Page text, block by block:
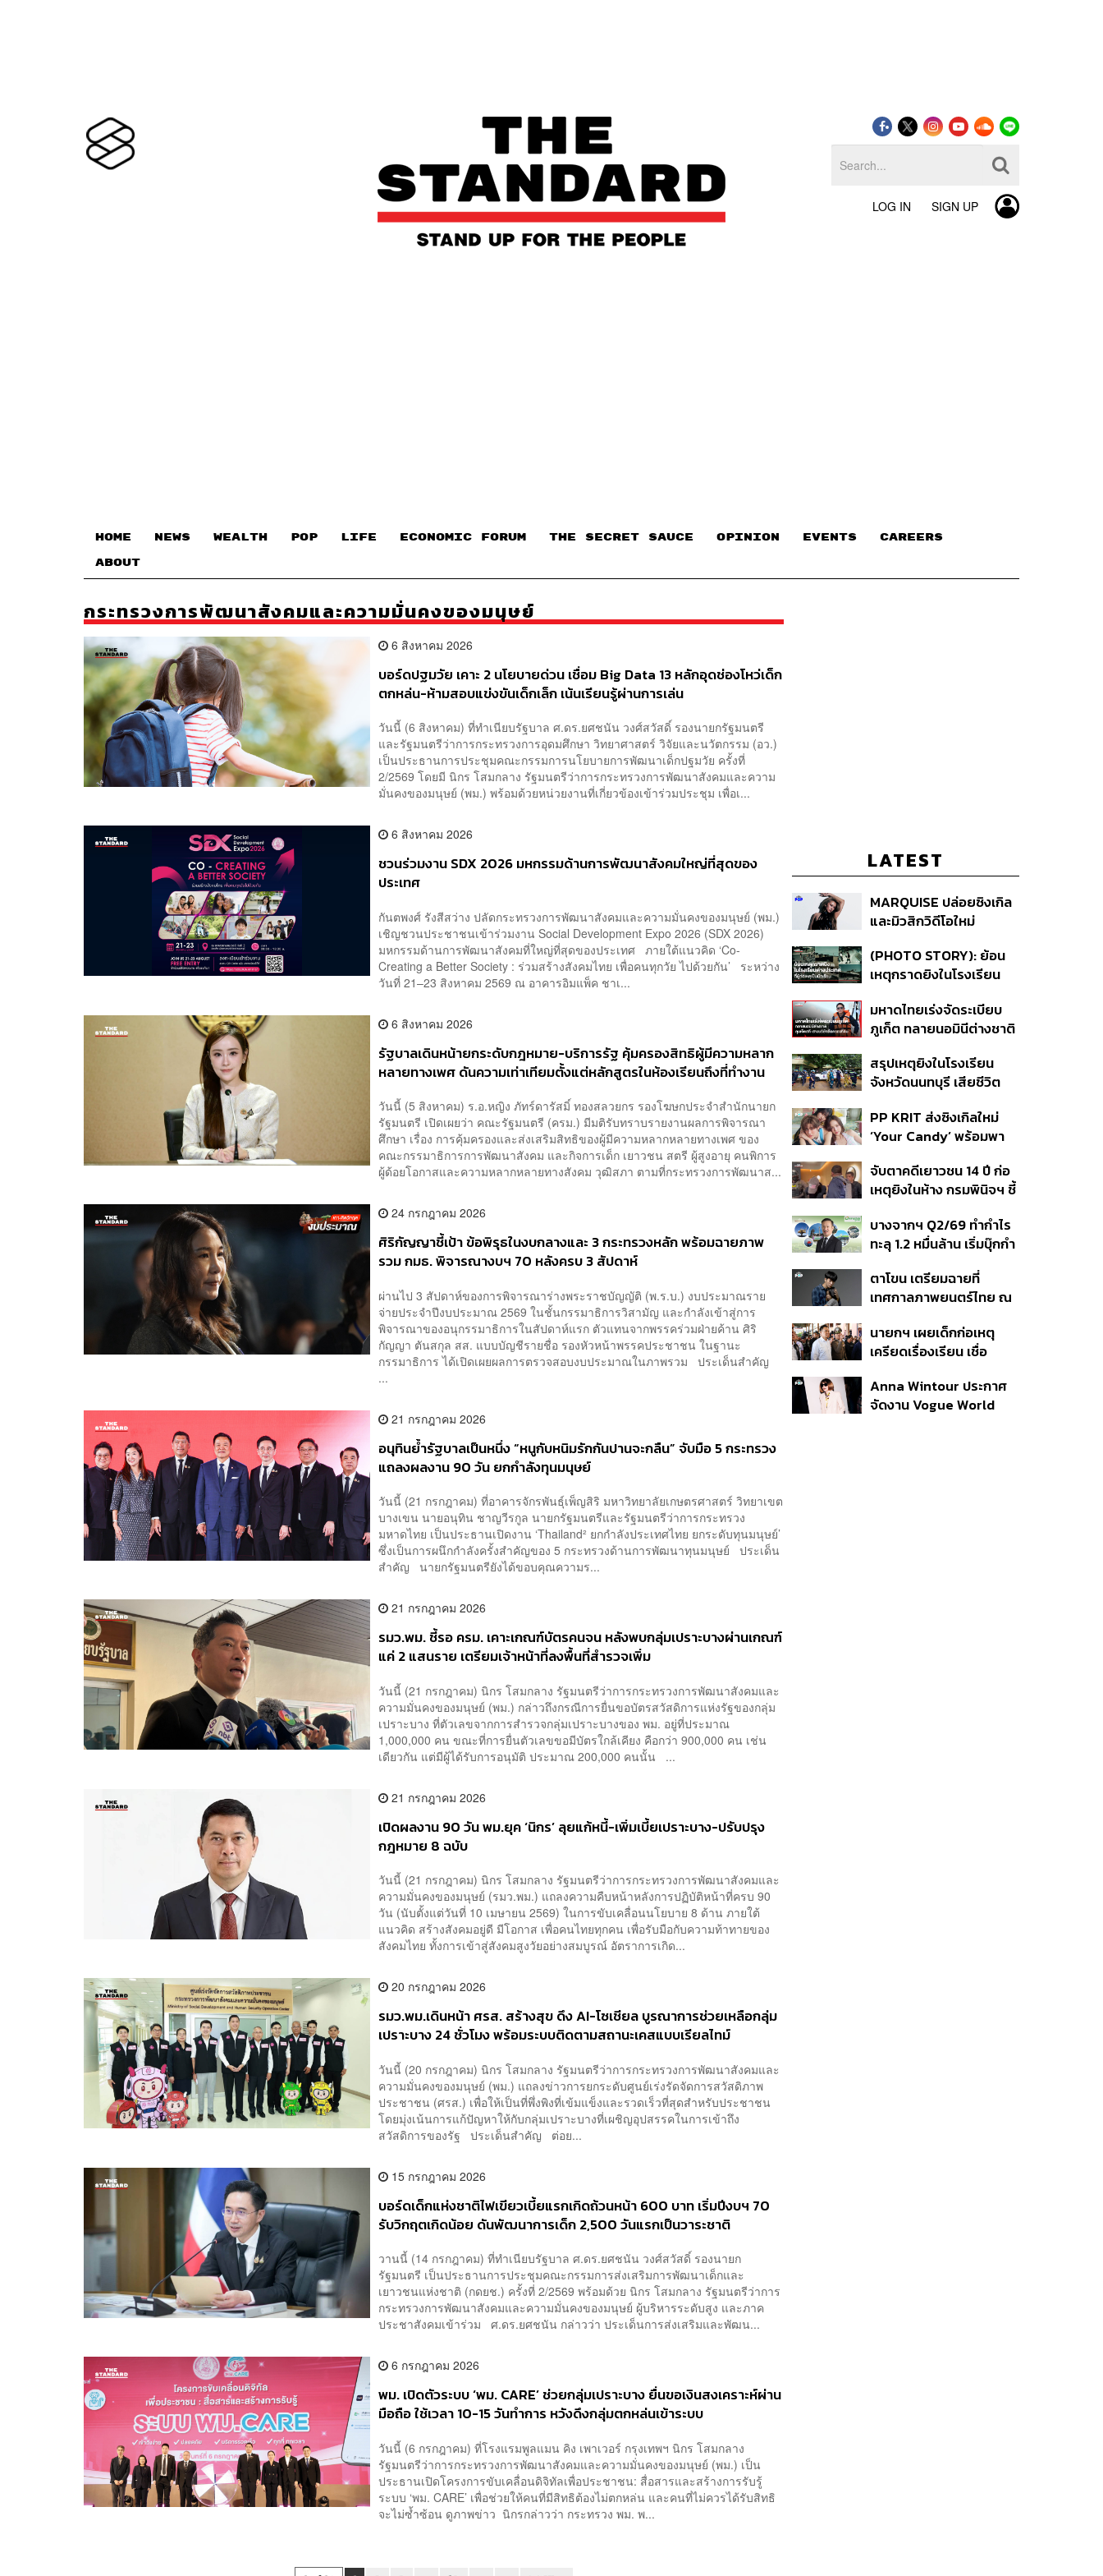
LOG IN SIGN UP
HOME NEWS WEALTH POP LIFE ECONOMIC FORUM THE SECRET SAUCE​ OPINION EVENTS CAREERS
ABOUT
กระทรวงการพัฒนาสังคมและความมั่นคงของมนุษย์
6 สิงหาคม 2026
บอร์ดปฐมวัย เคาะ 2 นโยบายด่วน เชื่อม Big Data 13 หลักอุดช่องโหว่เด็ก
ตกหล่น-ห้ามสอบแข่งขันเด็กเล็ก เน้นเรียนรู้ผ่านการเล่น
วันนี้ (6 สิงหาคม) ที่ทำเนียบรัฐบาล ศ.ดร.ยศชนัน วงศ์สวัสดิ์ รองนายกรัฐมนตรี
และรัฐมนตรีว่าการกระทรวงการอุดมศึกษา วิทยาศาสตร์ วิจัยและนวัตกรรม (อว.)
เป็นประธานการประชุมคณะกรรมการนโยบายการพัฒนาเด็กปฐมวัย ครั้งที่
2/2569 โดยมี นิกร โสมกลาง รัฐมนตรีว่าการกระทรวงการพัฒนาสังคมและความ
มั่นคงของมนุษย์ (พม.) พร้อมด้วยหน่วยงานที่เกี่ยวข้องเข้าร่วมประชุม เพื่อเ...
6 สิงหาคม 2026
ชวนร่วมงาน SDX 2026 มหกรรมด้านการพัฒนาสังคมใหญ่ที่สุดของ
ประเทศ
กันตพงศ์ รังสีสว่าง ปลัดกระทรวงการพัฒนาสังคมและความมั่นคงของมนุษย์ (พม.)
เชิญชวนประชาชนเข้าร่วมงาน Social Development Expo 2026 (SDX 2026)
มหกรรมด้านการพัฒนาสังคมที่ใหญ่ที่สุดของประเทศ ภายใต้แนวคิด ‘Co-
Creating a Better Society : ร่วมสร้างสังคมไทย เพื่อคนทุกวัย ไปด้วยกัน’ ระหว่าง
วันที่ 21–23 สิงหาคม 2569 ณ อาคารอิมแพ็ค ชาเ...
6 สิงหาคม 2026
รัฐบาลเดินหน้ายกระดับกฎหมาย-บริการรัฐ คุ้มครองสิทธิผู้มีความหลาก
หลายทางเพศ ดันความเท่าเทียมตั้งแต่หลักสูตรในห้องเรียนถึงที่ทำงาน
วันนี้ (5 สิงหาคม) ร.อ.หญิง ภัทร์ดารัสมิ์ ทองสลวยกร รองโฆษกประจำสำนักนายก
รัฐมนตรี เปิดเผยว่า คณะรัฐมนตรี (ครม.) มีมติรับทราบรายงานผลการพิจารณา
ศึกษา เรื่อง การคุ้มครองและส่งเสริมสิทธิของผู้มีความหลากหลายทางเพศ ของ
คณะกรรมาธิการการพัฒนาสังคม และกิจการเด็ก เยาวชน สตรี ผู้สูงอายุ คนพิการ
ผู้ด้อยโอกาสและความหลากหลายทางสังคม วุฒิสภา ตามที่กระทรวงการพัฒนาส...
24 กรกฎาคม 2026
ศิริกัญญาชี้เป้า ข้อพิรุธในงบกลางและ 3 กระทรวงหลัก พร้อมฉายภาพ
รวม กมธ. พิจารณางบฯ 70 หลังครบ 3 สัปดาห์
ผ่านไป 3 สัปดาห์ของการพิจารณาร่างพระราชบัญญัติ (พ.ร.บ.) งบประมาณราย
จ่ายประจำปีงบประมาณ 2569 ในชั้นกรรมาธิการวิสามัญ และกำลังเข้าสู่การ
พิจารณาของอนุกรรมาธิการในสัปดาห์แรก ตัวแทนจากพรรคร่วมฝ่ายค้าน ศิริ
กัญญา ตันสกุล สส. แบบบัญชีรายชื่อ รองหัวหน้าพรรคประชาชน ในฐานะ
กรรมาธิการ ได้เปิดเผยผลการตรวจสอบงบประมาณในภาพรวม ประเด็นสำคัญ
...
21 กรกฎาคม 2026
อนุทินย้ำรัฐบาลเป็นหนึ่ง “หนูกับหนิมรักกันปานจะกลืน” จับมือ 5 กระทรวง
แถลงผลงาน 90 วัน ยกกำลังทุนมนุษย์
วันนี้ (21 กรกฎาคม) ที่อาคารจักรพันธุ์เพ็ญสิริ มหาวิทยาลัยเกษตรศาสตร์ วิทยาเขต
บางเขน นายอนุทิน ชาญวีรกูล นายกรัฐมนตรีและรัฐมนตรีว่าการกระทรวง
มหาดไทย เป็นประธานเปิดงาน ‘Thailand² ยกกำลังประเทศไทย ยกระดับทุนมนุษย์’
ซึ่งเป็นการผนึกกำลังครั้งสำคัญของ 5 กระทรวงด้านการพัฒนาทุนมนุษย์ ประเด็น
สำคัญ นายกรัฐมนตรียังได้ขอบคุณความร...
21 กรกฎาคม 2026
รมว.พม. ชี้รอ ครม. เคาะเกณฑ์บัตรคนจน หลังพบกลุ่มเปราะบางผ่านเกณฑ์
แค่ 2 แสนราย เตรียมเจ้าหน้าที่ลงพื้นที่สำรวจเพิ่ม
วันนี้ (21 กรกฎาคม) นิกร โสมกลาง รัฐมนตรีว่าการกระทรวงการพัฒนาสังคมและ
ความมั่นคงของมนุษย์ (พม.) กล่าวถึงกรณีการยื่นขอบัตรสวัสดิการแห่งรัฐของกลุ่ม
เปราะบาง ที่ตัวเลขจากการสำรวจกลุ่มเปราะบางของ พม. อยู่ที่ประมาณ
1,000,000 คน ขณะที่การยื่นตัวเลขขอมีบัตรใกล้เคียง คือกว่า 900,000 คน เช่น
เดียวกัน แต่มีผู้ได้รับการอนุมัติ ประมาณ 200,000 คนนั้น ...
21 กรกฎาคม 2026
เปิดผลงาน 90 วัน พม.ยุค ‘นิกร’ ลุยแก้หนี้-เพิ่มเบี้ยเปราะบาง-ปรับปรุง
กฎหมาย 8 ฉบับ
วันนี้ (21 กรกฎาคม) นิกร โสมกลาง รัฐมนตรีว่าการกระทรวงการพัฒนาสังคมและ
ความมั่นคงของมนุษย์ (รมว.พม.) แถลงความคืบหน้าหลังการปฏิบัติหน้าที่ครบ 90
วัน (นับตั้งแต่วันที่ 10 เมษายน 2569) ในการขับเคลื่อนนโยบาย 8 ด้าน ภายใต้
แนวคิด สร้างสังคมอยู่ดี มีโอกาส เพื่อคนไทยทุกคน เพื่อรับมือกับความท้าทายของ
สังคมไทย ทั้งการเข้าสู่สังคมสูงวัยอย่างสมบูรณ์ อัตราการเกิด...
20 กรกฎาคม 2026
รมว.พม.เดินหน้า ศรส. สร้างสุข ดึง AI-โซเชียล บูรณาการช่วยเหลือกลุ่ม
เปราะบาง 24 ชั่วโมง พร้อมระบบติดตามสถานะเคสแบบเรียลไทม์
วันนี้ (20 กรกฎาคม) นิกร โสมกลาง รัฐมนตรีว่าการกระทรวงการพัฒนาสังคมและ
ความมั่นคงของมนุษย์ (พม.) แถลงข่าวการยกระดับศูนย์เร่งรัดจัดการสวัสดิภาพ
ประชาชน (ศรส.) เพื่อให้เป็นที่พึ่งพิงที่เข้มแข็งและรวดเร็วที่สุดสำหรับประชาชน
โดยมุ่งเน้นการแก้ปัญหาให้กับกลุ่มเปราะบางที่เผชิญอุปสรรคในการเข้าถึง
สวัสดิการของรัฐ ประเด็นสำคัญ ต่อย...
15 กรกฎาคม 2026
บอร์ดเด็กแห่งชาติไฟเขียวเบี้ยแรกเกิดถ้วนหน้า 600 บาท เริ่มปีงบฯ 70
รับวิกฤตเกิดน้อย ดันพัฒนาการเด็ก 2,500 วันแรกเป็นวาระชาติ
วานนี้ (14 กรกฎาคม) ที่ทำเนียบรัฐบาล ศ.ดร.ยศชนัน วงศ์สวัสดิ์ รองนายก
รัฐมนตรี เป็นประธานการประชุมคณะกรรมการส่งเสริมการพัฒนาเด็กและ
เยาวชนแห่งชาติ (กดยช.) ครั้งที่ 2/2569 พร้อมด้วย นิกร โสมกลาง รัฐมนตรีว่าการ
กระทรวงการพัฒนาสังคมและความมั่นคงของมนุษย์ ผู้บริหารระดับสูง และภาค
ประชาสังคมเข้าร่วม ศ.ดร.ยศชนัน กล่าวว่า ประเด็นการส่งเสริมและพัฒน...
6 กรกฎาคม 2026
พม. เปิดตัวระบบ ‘พม. CARE’ ช่วยกลุ่มเปราะบาง ยื่นขอเงินสงเคราะห์ผ่าน
มือถือ ใช้เวลา 10-15 วันทำการ หวังดึงกลุ่มตกหล่นเข้าระบบ
​วันนี้ (6 กรกฎาคม) ที่โรงแรมพูลแมน คิง เพาเวอร์ กรุงเทพฯ นิกร โสมกลาง
รัฐมนตรีว่าการกระทรวงการพัฒนาสังคมและความมั่นคงของมนุษย์ (พม.) เป็น
ประธานเปิดโครงการขับเคลื่อนดิจิทัลเพื่อประชาชน: สื่อสารและสร้างการรับรู้
ระบบ ‘พม. CARE’ เพื่อช่วยให้คนที่มีสิทธิต้องไม่ตกหล่น และคนที่ไม่ควรได้รับสิทธิ
จะไม่ซ้ำซ้อน ดูภาพข่าว นิกรกล่าวว่า กระทรวง พม. พ...
LATEST
MARQUISE ปล่อยซิงเกิล
และมิวสิกวิดีโอใหม่
สัมพันธ์สุด Toxic
(PHOTO STORY): ย้อน
เหตุกราดยิงในโรงเรียน
นักเรียน
มหาดไทยเร่งจัดระเบียบ
ภูเก็ต ทลายนอมินีต่างชาติ
ที่ดิน เคลียร์ใบอนุญาต
โรงแรมค้าง 7 ปี
สรุปเหตุยิงในโรงเรียน
จังหวัดนนทบุรี เสียชีวิต
ปมค้นประวัติคดีกราดยิงที่
สหรัฐฯ
PP KRIT ส่งซิงเกิลใหม่
‘Your Candy’ พร้อมพา
สิกวิดีโอ
จับตาคดีเยาวชน 14 ปี ก่อ
เหตุยิงในห้าง กรมพินิจฯ ชี้
เนื่อง ประเมินปล่อยตัว
บางจากฯ Q2/69 ทำกำไร
ทะลุ 1.2 หมื่นล้าน เริ่มบุ๊กกำ
แรก หนุนรายได้ครึ่งปีทะลุ
3.2 แสนล้าน
ตาโขน เตรียมฉายที่
เทศกาลภาพยนตร์ไทย ณ
นายกฯ เผยเด็กก่อเหตุ
เครียดเรื่องเรียน เชื่อ
กระสุนอีกกว่า 30 นัด หาก
ไม่จบชีวิตตัวเองอาจสูญ
Anna Wintour ประกาศ
จัดงาน Vogue World